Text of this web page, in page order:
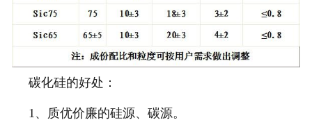
碳化硅的好处：
1、质优价廉的硅源、碳源。